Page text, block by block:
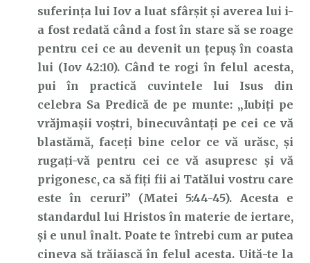
suferința lui Iov a luat sfârșit și averea lui i-
a fost redată când a fost în stare să se roage
pentru cei ce au devenit un țepuș în coasta
lui (Iov 42:10). Când te rogi în felul acesta,
pui în practică cuvintele lui Isus din
celebra Sa Predică de pe munte: „Iubiţi pe
vrăjmaşii voştri, binecuvântaţi pe cei ce vă
blastămă, faceţi bine celor ce vă urăsc, şi
rugaţi-vă pentru cei ce vă asupresc şi vă
prigonesc, ca să fiţi fii ai Tatălui vostru care
este în ceruri” (Matei 5:44-45). Acesta e
standardul lui Hristos în materie de iertare,
și e unul înalt. Poate te întrebi cum ar putea
cineva să trăiască în felul acesta. Uită-te la